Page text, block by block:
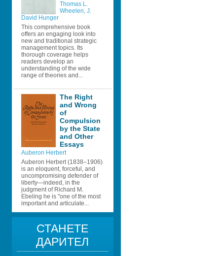
Thomas L.
Wheelen, J.
David Hunger
This comprehensive book
offers an engaging look into
new and traditional strategic
management topics. Its
thorough coverage helps
readers develop an
understanding of the wide
range of theories and...
The Right
and Wrong
of
Compulsion
by the State
and Other
Essays
Auberon Herbert
Auberon Herbert (1838–1906)
is an eloquent, forceful, and
uncompromising defender of
liberty—indeed, in the
judgment of Richard M.
Ebeling he is "one of the most
important and articulate...
СТАНЕТЕ
ДАРИТЕЛ